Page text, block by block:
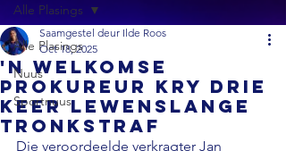
Alle Plasings
Nuus
Sportnuus
Alle Plasings
'n Welkomse
prokureur kry drie
keer lewenslange
tronkstraf
Saamgestel deur Ilde Roos
Oct 18, 2025
Die veroordeelde verkragter Jan